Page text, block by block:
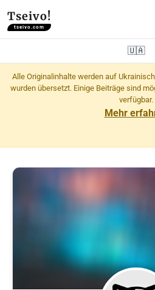
Tseivo!
tseivo.com
🇺🇦
Alle Originalinhalte werden auf
wurden übersetzt. Einige Beiträge sind
verfügbar.
Mehr